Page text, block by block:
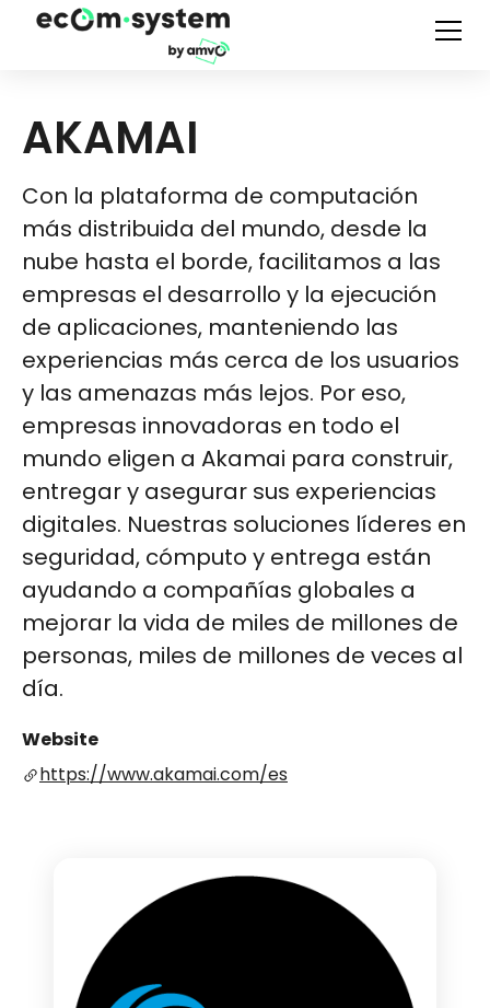
AKAMAI
Con la plataforma de computación
más distribuida del mundo, desde la
nube hasta el borde, facilitamos a las
empresas el desarrollo y la ejecución
de aplicaciones, manteniendo las
experiencias más cerca de los usuarios
y las amenazas más lejos. Por eso,
empresas innovadoras en todo el
mundo eligen a Akamai para construir,
entregar y asegurar sus experiencias
digitales. Nuestras soluciones líderes en
seguridad, cómputo y entrega están
ayudando a compañías globales a
mejorar la vida de miles de millones de
personas, miles de millones de veces al
día.
Website
https://www.akamai.com/es